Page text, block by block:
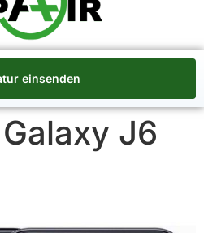
einsenden
J6